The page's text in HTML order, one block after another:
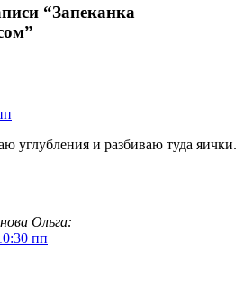
“Запеканка
углубления и разбиваю туда яички.
Ольга:
пп